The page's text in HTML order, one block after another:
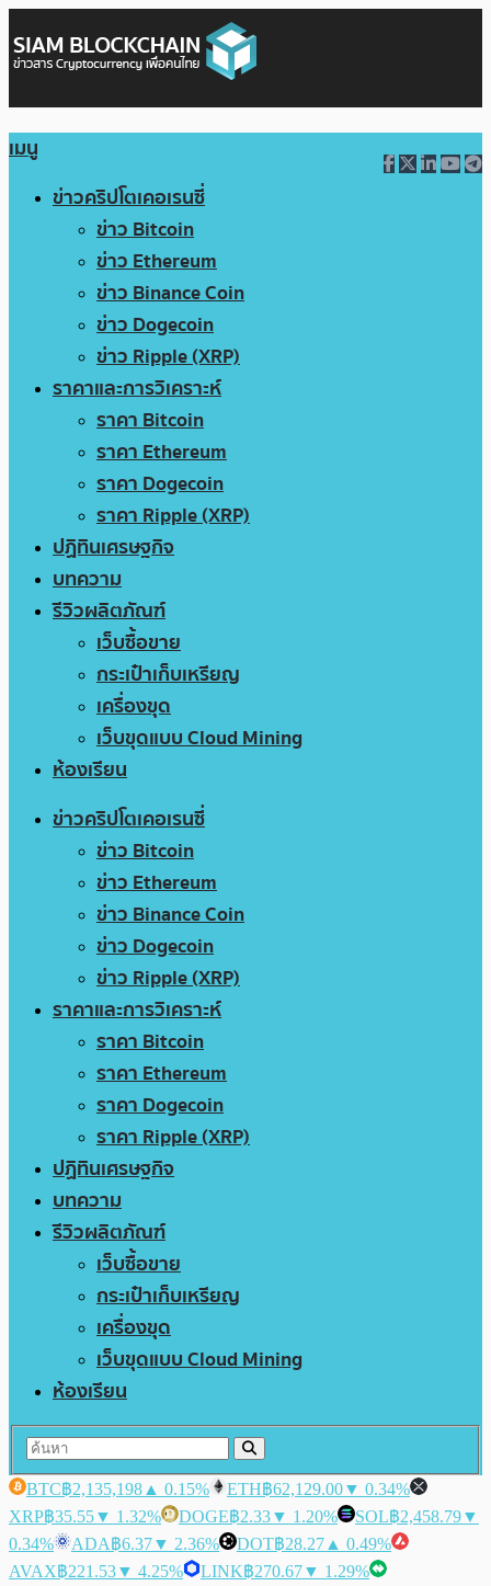
เมนู
ข่าวคริปโตเคอเรนซี่
ข่าว Bitcoin
ข่าว Ethereum
ข่าว Binance Coin
ข่าว Dogecoin
ข่าว Ripple (XRP)
ราคาและการวิเคราะห์
ราคา Bitcoin
ราคา Ethereum
ราคา Dogecoin
ราคา Ripple (XRP)
ปฏิทินเศรษฐกิจ
บทความ
รีวิวผลิตภัณฑ์
เว็บซื้อขาย
กระเป๋าเก็บเหรียญ
เครื่องขุด
เว็บขุดแบบ Cloud Mining
ห้องเรียน
ข่าวคริปโตเคอเรนซี่
ข่าว Bitcoin
ข่าว Ethereum
ข่าว Binance Coin
ข่าว Dogecoin
ข่าว Ripple (XRP)
ราคาและการวิเคราะห์
ราคา Bitcoin
ราคา Ethereum
ราคา Dogecoin
ราคา Ripple (XRP)
ปฏิทินเศรษฐกิจ
บทความ
รีวิวผลิตภัณฑ์
เว็บซื้อขาย
กระเป๋าเก็บเหรียญ
เครื่องขุด
เว็บขุดแบบ Cloud Mining
ห้องเรียน
BTC฿2,135,198 ▲ 0.15% ETH฿62,129.00▼ 0.34%
XRP฿35.55▼ 1.32% DOGE฿2.33▼ 1.20% SOL฿2,458.79▼
0.34%
ADA฿6.37▼ 2.36% DOT฿28.27 ▲ 0.49%
AVAX฿221.53▼ 4.25% LINK฿270.67▼ 1.29%